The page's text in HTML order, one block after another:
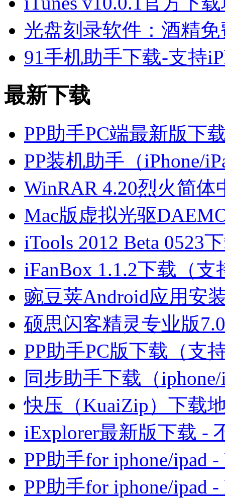
光盘刻录软件：酒精
91手机助手下载-支持
最新下载
PP助手PC端最新版下
PP装机助手（iPhone/
WinRAR 4.20烈火简体
Mac版虚拟光驱
iTools 2012 Beta 0523
iFanBox 1.1.2下载（支
豌豆荚Android应用安
硕思闪客精灵专业版
PP助手PC版下载（支
同步助手下载（
快压（KuaiZip）下载
iExplorer最新版下载 -
PP助手for iphone/ipad
PP助手for iphone/ipad